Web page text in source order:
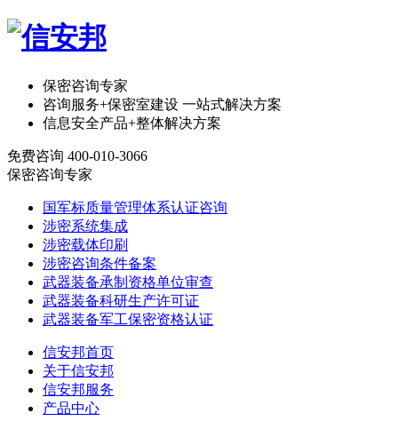
保密咨询专家
咨询服务+保密室建设 一站式解决方案
信息安全产品+整体解决方案
免费咨询 400-010-3066
保密咨询专家
​国军标质量管理体系认证咨询
涉密系统集成
涉密载体印刷
涉密咨询条件备案
武器装备承制资格单位审查
武器装备科研生产许可证
武器装备军工保密资格认证
信安邦首页
关于信安邦
信安邦服务
产品中心